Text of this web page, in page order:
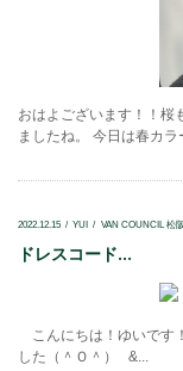
おはよございます！！桜
ましたね。 今日は春カ
2022.12.15 YUI VAN COUNCIL 松
ドレスコード...
こんにちは！ゆいです
した（＾Ｏ＾） &...